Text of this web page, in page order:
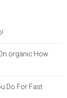
organic How
Do For Fast